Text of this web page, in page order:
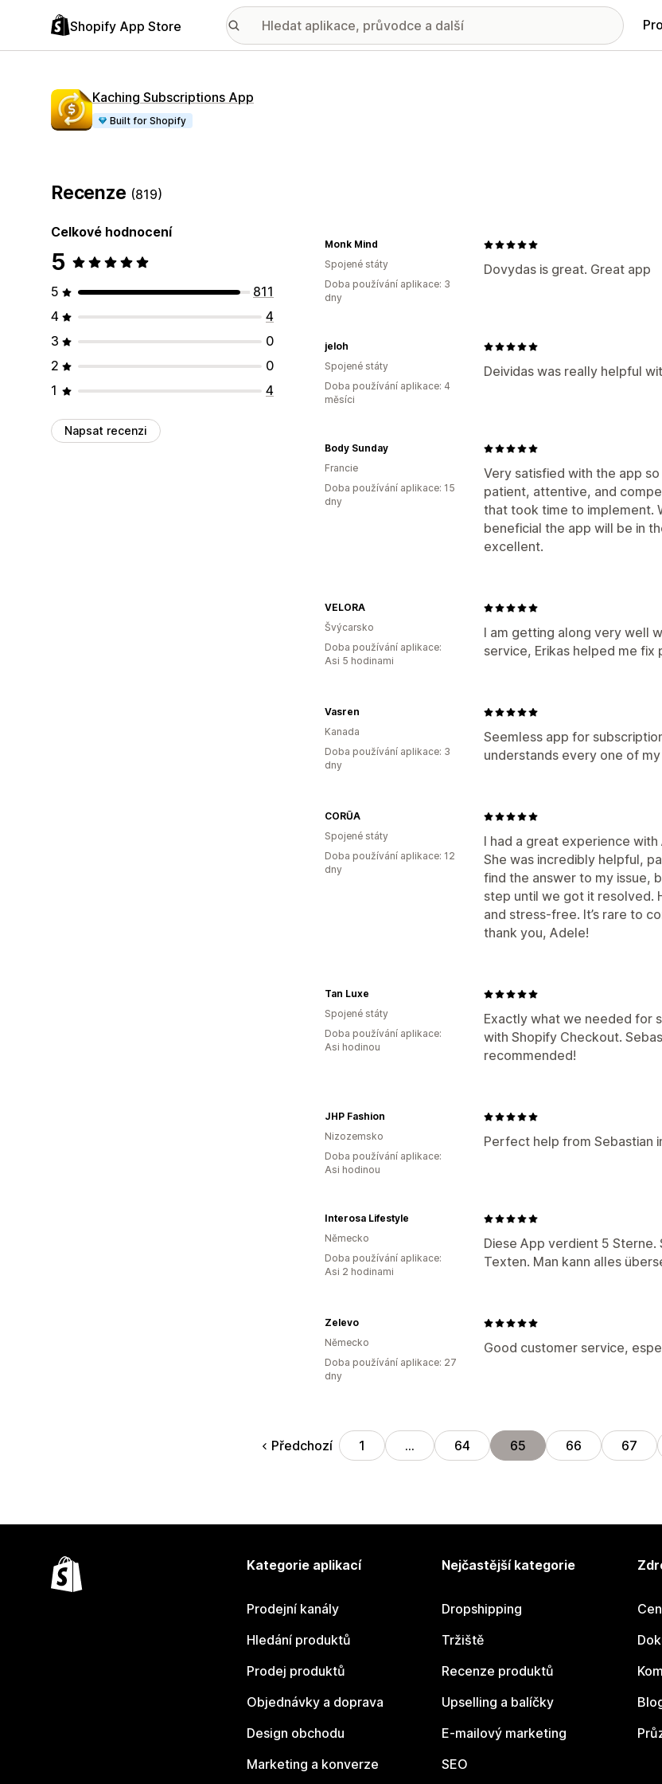
Shopify App Store
Kaching Subscriptions App
Built for Shopify
Recenze (819)
Celkové hodnocení
5
5
811
4
4
3
0
2
0
1
4
Napsat recenzi
Dovydas is great. Great app
Monk Mind
Spojené státy
Doba používání aplikace: 3
dny
Deividas was really helpful
jeloh
Spojené státy
Doba používání aplikace: 4
měsíci
Very satisfied with the app
patient, attentive, and
that took time to implement.
beneficial the app will be in
excellent.
Body Sunday
Francie
Doba používání aplikace: 15
dny
I am getting along very well
service, Erikas helped me fix
VELORA
Švýcarsko
Doba používání aplikace:
Asi 5 hodinami
Seemless app for
understands every one of
Vasren
Kanada
Doba používání aplikace: 3
dny
I had a great experience
She was incredibly helpful,
find the answer to my issue,
step until we got it resolved.
and stress-free. It’s rare to
thank you, Adele!
CORŪA
Spojené státy
Doba používání aplikace: 12
dny
Exactly what we needed for
with Shopify Checkout.
recommended!
Tan Luxe
Spojené státy
Doba používání aplikace:
Asi hodinou
Perfect help from Sebastian
JHP Fashion
Nizozemsko
Doba používání aplikace:
Asi hodinou
Diese App verdient 5 Sterne.
Texten. Man kann alles
Interosa Lifestyle
Německo
Doba používání aplikace:
Asi 2 hodinami
Good customer service,
Zelevo
Německo
Doba používání aplikace: 27
dny
Předchozí 1 … 64 65 66 67
Kategorie aplikací
Prodejní kanály
Hledání produktů
Prodej produktů
Objednávky a doprava
Design obchodu
Marketing a konverze
Nejčastější kategorie
Dropshipping
Tržiště
Recenze produktů
Upselling a balíčky
E-mailový marketing
SEO